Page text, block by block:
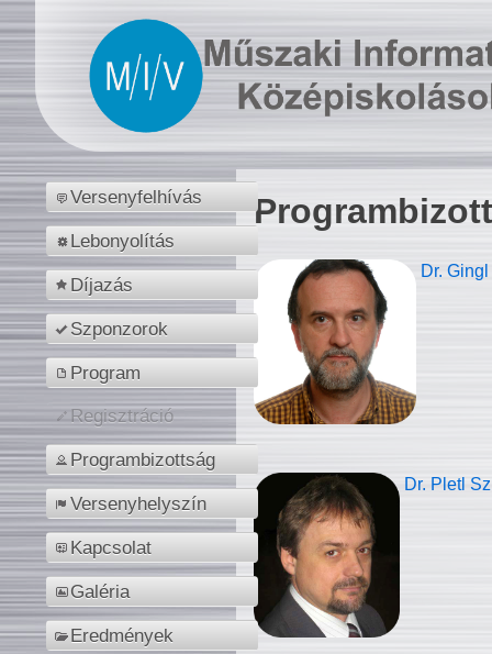
Versenyfelhívás
Lebonyolítás
Díjazás
Szponzorok
Program
Regisztráció
Programbizottság
Versenyhelyszín
Kapcsolat
Galéria
Eredmények
Dr.
Dr. Pletl